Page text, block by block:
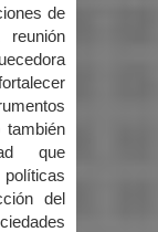
de
reunión
también
que
del